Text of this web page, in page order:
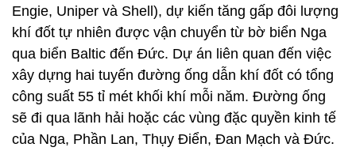
Engie, Uniper và Shell), dự kiến tăng gấp đôi lượng
khí đốt tự nhiên được vận chuyển từ bờ biển Nga
qua biển Baltic đến Đức. Dự án liên quan đến việc
xây dựng hai tuyến đường ống dẫn khí đốt có tổng
công suất 55 tỉ mét khối khí mỗi năm. Đường ống
sẽ đi qua lãnh hải hoặc các vùng đặc quyền kinh tế
của Nga, Phần Lan, Thụy Điển, Đan Mạch và Đức.